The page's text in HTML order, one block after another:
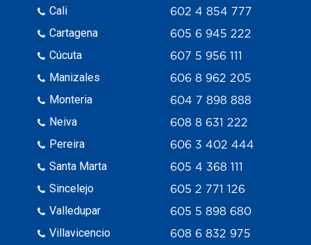
Cali
Cartagena
Cúcuta
Manizales
Monteria
Neiva
Pereira
Santa Marta
Sincelejo
Valledupar
Villavicencio
602 4 854 777
605 6 945 222
607 5 956 111
606 8 962 205
604 7 898 888
608 8 631 222
606 3 402 444
605 4 368 111
605 2 771 126
605 5 898 680
608 6 832 975